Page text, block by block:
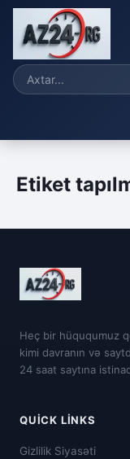
Etiket
Heç bir hüququmuz
kimi davranın və
24 saat saytına
QUICK LINKS
Gizlilik Siyasəti